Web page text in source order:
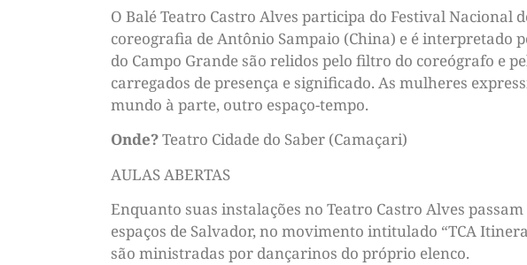
O Balé Teatro Castro Alves participa do Festival Nacional
coreografia de Antônio Sampaio (China) e é interpretado
do Campo Grande são relidos pelo filtro do coreógrafo e
carregados de presença e significado. As mulheres
mundo à parte, outro espaço-tempo.
Onde?Teatro Cidade do Saber (Camaçari)
AULAS ABERTAS
Enquanto suas instalações no Teatro Castro Alves
espaços de Salvador, no movimento intitulado “TCA
são ministradas por dançarinos do próprio elenco.